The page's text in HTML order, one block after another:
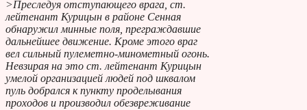
>Преследуя отступающего врага, ст.
лейтенант Курицын в районе Сенная
обнаружил минные поля, преграждавшие
дальнейшее движение. Кроме этого враг
вел сильный пулеметно-минометный огонь.
Невзирая на это ст. лейтенант Курицын
умелой организацией людей под шквалом
пуль добрался к пункту проделывания
проходов и производил обезвреживание